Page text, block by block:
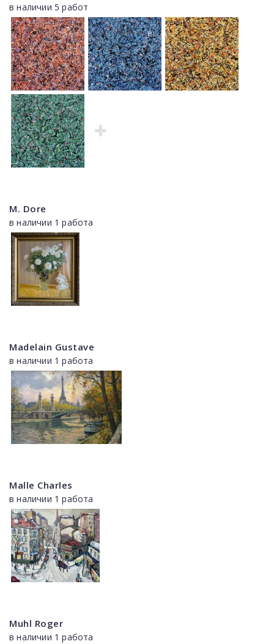
в наличии 5 работ
M. Dore
в наличии 1 работа
Madelain Gustave
в наличии 1 работа
Malle Charles
в наличии 1 работа
Muhl Roger
в наличии 1 работа